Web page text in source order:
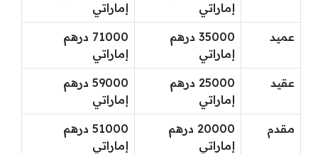
إماراتي
إماراتي
عميد
35000 درهم
إماراتي
71000 درهم
إماراتي
عقيد
25000 درهم
إماراتي
59000 درهم
إماراتي
مقدم
20000 درهم
إماراتي
51000 درهم
إماراتي